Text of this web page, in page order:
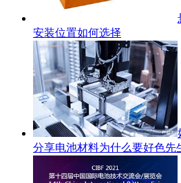
安装位置如何选择
分享电池材料为什么要好色先